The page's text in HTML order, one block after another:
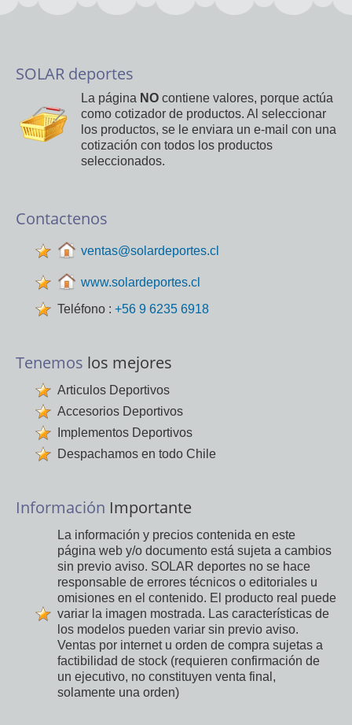
SOLAR deportes
La página NO contiene valores, porque actúa
como cotizador de productos. Al seleccionar
los productos, se le enviara un e-mail con una
cotización con todos los productos
seleccionados.
Contactenos
ventas@solardeportes.cl
www.solardeportes.cl
Teléfono : +56 9 6235 6918
Tenemos los mejores
Articulos Deportivos
Accesorios Deportivos
Implementos Deportivos
Despachamos en todo Chile
Información Importante
La información y precios contenida en este
página web y/o documento está sujeta a cambios
sin previo aviso. SOLAR deportes no se hace
responsable de errores técnicos o editoriales u
omisiones en el contenido. El producto real puede
variar la imagen mostrada. Las características de
los modelos pueden variar sin previo aviso.
Ventas por internet u orden de compra sujetas a
factibilidad de stock (requieren confirmación de
un ejecutivo, no constituyen venta final,
solamente una orden)